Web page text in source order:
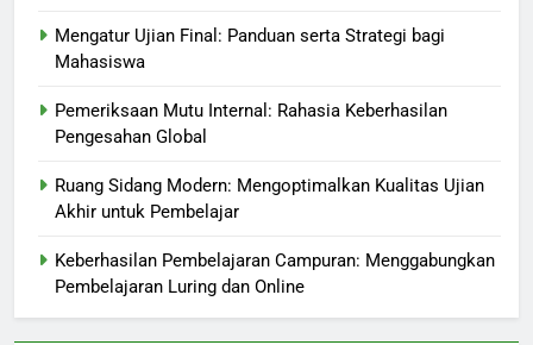
Mengatur Ujian Final: Panduan serta Strategi bagi
Mahasiswa
Pemeriksaan Mutu Internal: Rahasia Keberhasilan
Pengesahan Global
Ruang Sidang Modern: Mengoptimalkan Kualitas Ujian
Akhir untuk Pembelajar
Keberhasilan Pembelajaran Campuran: Menggabungkan
Pembelajaran Luring dan Online